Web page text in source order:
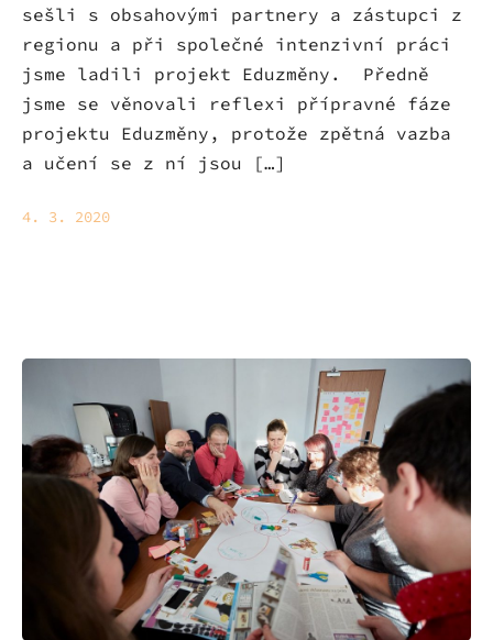
sešli s obsahovými partnery a zástupci z
regionu a při společné intenzivní práci
jsme ladili projekt Eduzměny. Předně
jsme se věnovali reflexi přípravné fáze
projektu Eduzměny, protože zpětná vazba
a učení se z ní jsou […]
4. 3. 2020